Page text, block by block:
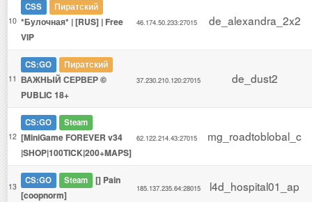
10
CSS Пиратский
*Булочная* | [RUS] | Free
VIP
46.174.50.233:27015 de_alexandra_2x2
11
CS:GO Пиратский
ВАЖНЫЙ СЕРВЕР ©
PUBLIC 18+
37.230.210.120:27015 de_dust2
12
CS:GO Steam
[MiniGame FOREVER v34
|SHOP|100TICK|200+MAPS]
62.122.214.43:27015 mg_roadtoblobal_c
13
CS:GO Steam
[] Pain
[coopnorm]
185.137.235.64:28015 l4d_hospital01_ap